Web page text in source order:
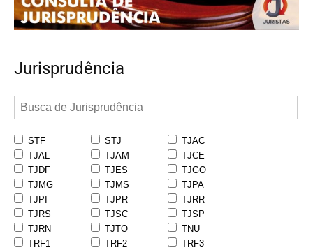
Jurisprudência
STF STJ
TJAC
TJAL
TJAM
TJCE
TJDF
TJES
TJGO
TJMG
TJMS
TJPA
TJPI
TJPR
TJRR
TJRS
TJSC
TJSP
TJRN
TJTO
TNU
TRF1
TRF2
TRF3